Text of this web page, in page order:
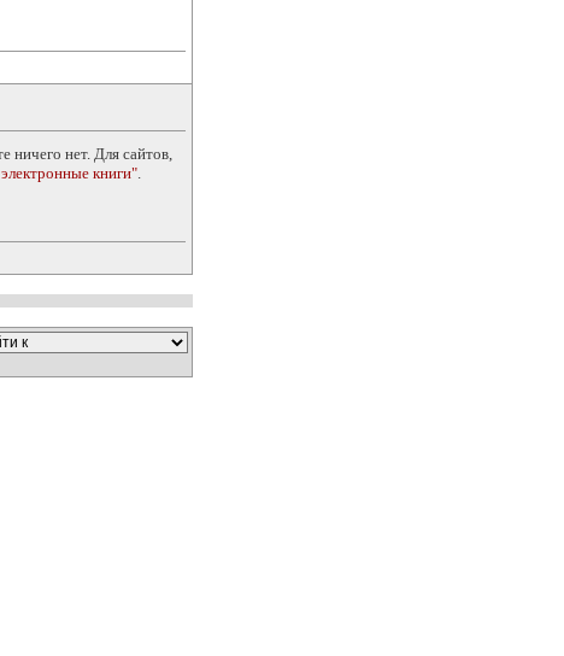
ничего нет. Для сайтов,
книги".